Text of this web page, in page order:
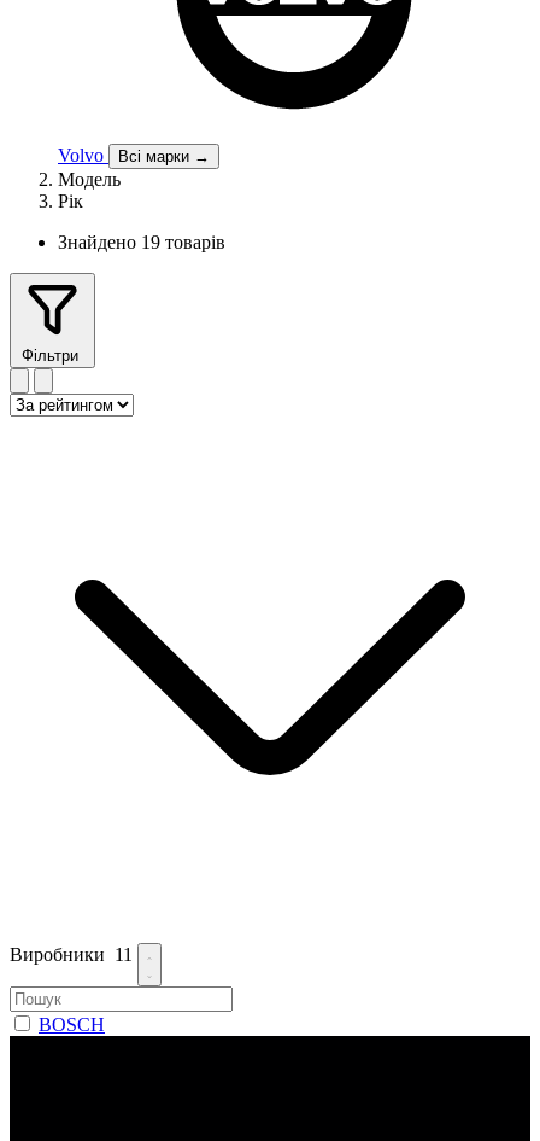
Volvo Всі марки →
Модель
Рік
Знайдено 19 товарів
Фільтри
Виробники 11
BOSCH